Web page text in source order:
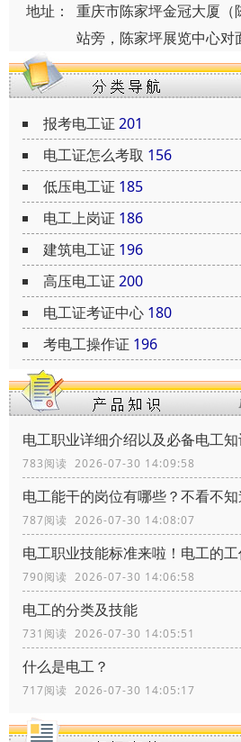
地址：
重庆市陈家坪金冠大厦（
站旁，陈家坪展览中心对
报考电工证 201
电工证怎么考取 156
低压电工证 185
电工上岗证 186
建筑电工证 196
高压电工证 200
电工证考证中心 180
考电工操作证 196
电工职业详细介绍以及必备电工
783阅读 2026-07-30 14:09:58
787阅读 2026-07-30 14:08:07
790阅读 2026-07-30 14:06:58
电工的分类及技能
731阅读 2026-07-30 14:05:51
什么是电工？
717阅读 2026-07-30 14:05:17